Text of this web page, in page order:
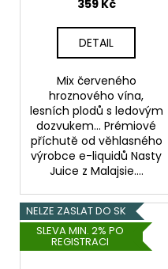
359 Kč
DETAIL
Mix červeného
hroznového vína,
lesních plodů s ledovým
dozvukem... Prémiové
příchutě od věhlasného
výrobce e-liquidů Nasty
Juice z Malajsie....
NELZE ZASLAT DO SK
SLEVA MIN. 2% PO
REGISTRACI